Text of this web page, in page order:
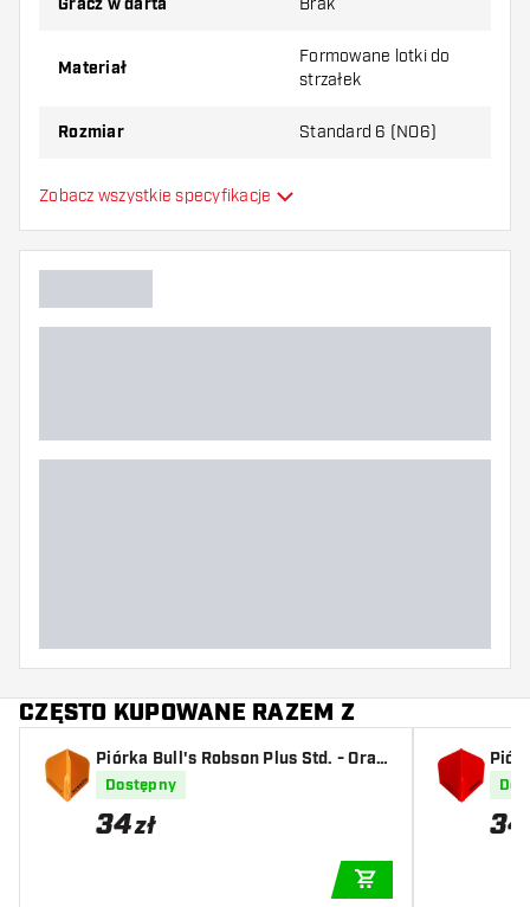
piórek, aby dowiedzieć się, który wariant
Gracz w darta Brak
Materiał
Formowane lotki do
strzałek
Rozmiar Standard 6 (NO6)
Typ
Główny kolor
Zobacz wszystkie specyfikacje
CZĘSTO KUPOWANE RAZEM Z
Piórka Bull's Robson Plus Std. - Oran
ge
Dostępny
34zł 34